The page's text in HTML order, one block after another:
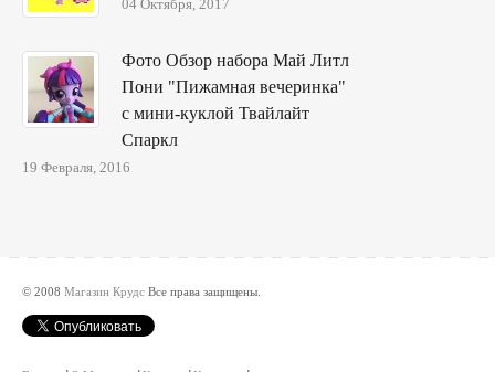
04 Октября, 2017
Фото Обзор набора Май Литл
Пони "Пижамная вечеринка"
с мини-куклой Твайлайт
Спаркл
19 Февраля, 2016
© 2008 Магазин Крудс Все права защищены.